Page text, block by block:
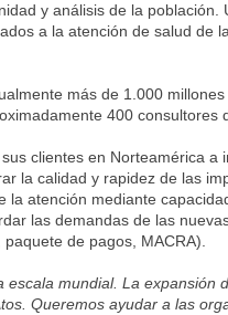
y análisis de la población.
a la atención de salud de
más de 1.000
400 consultores
clientes en Norteamérica a
la calidad y rapidez de las
la atención mediante
las demandas de las
de pagos, MACRA).
mundial. La expansión
Queremos ayudar a las